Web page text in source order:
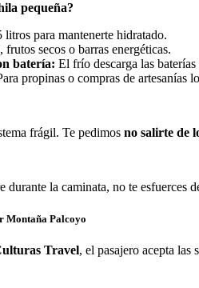
pequeña?
para mantenerte hidratado.
frutos secos o barras energéticas.
batería: El frío descarga las
propinas o compras de artesanías
frágil. Te pedimos no salirte de
durante la caminata, no te
Montaña Palcoyo
Travel, el pasajero acepta las